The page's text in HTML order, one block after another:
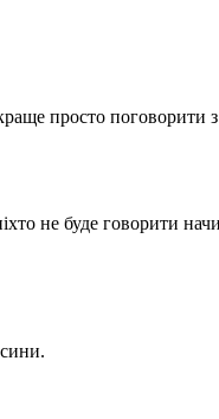
просто поговорити
не буде говорити